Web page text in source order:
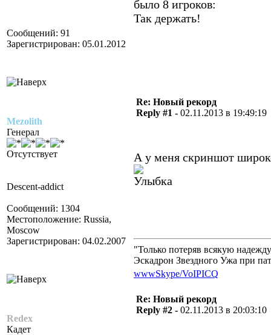
Сообщений: 91
Зарегистрирован: 05.01.2012
было 8 игроков:
Так держать!
Mezolith
Генерал
Отсутствует
Descent-addict
Сообщений: 1304
Местоположение: Russia,
Moscow
Зарегистрирован: 04.02.2007
Re: Новый рекорд
Reply #1 - 02.11.2013 в 19:49:19
А у меня скриншот
"Только потеряв всякую
Эскадрон Звездного Ужа при
wwwSkype/VoIPICQ
Redex
Кадет
Re: Новый рекорд
Reply #2 - 02.11.2013 в 20:03:10